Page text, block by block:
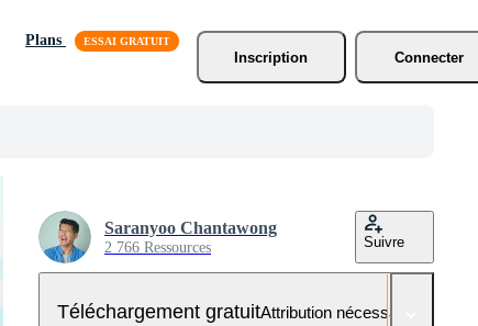
Plans
Inscription
Connecter
Saranyoo Chantawong
2 766 Ressources Suivre
Téléchargement gratuitAttribution nécessaire